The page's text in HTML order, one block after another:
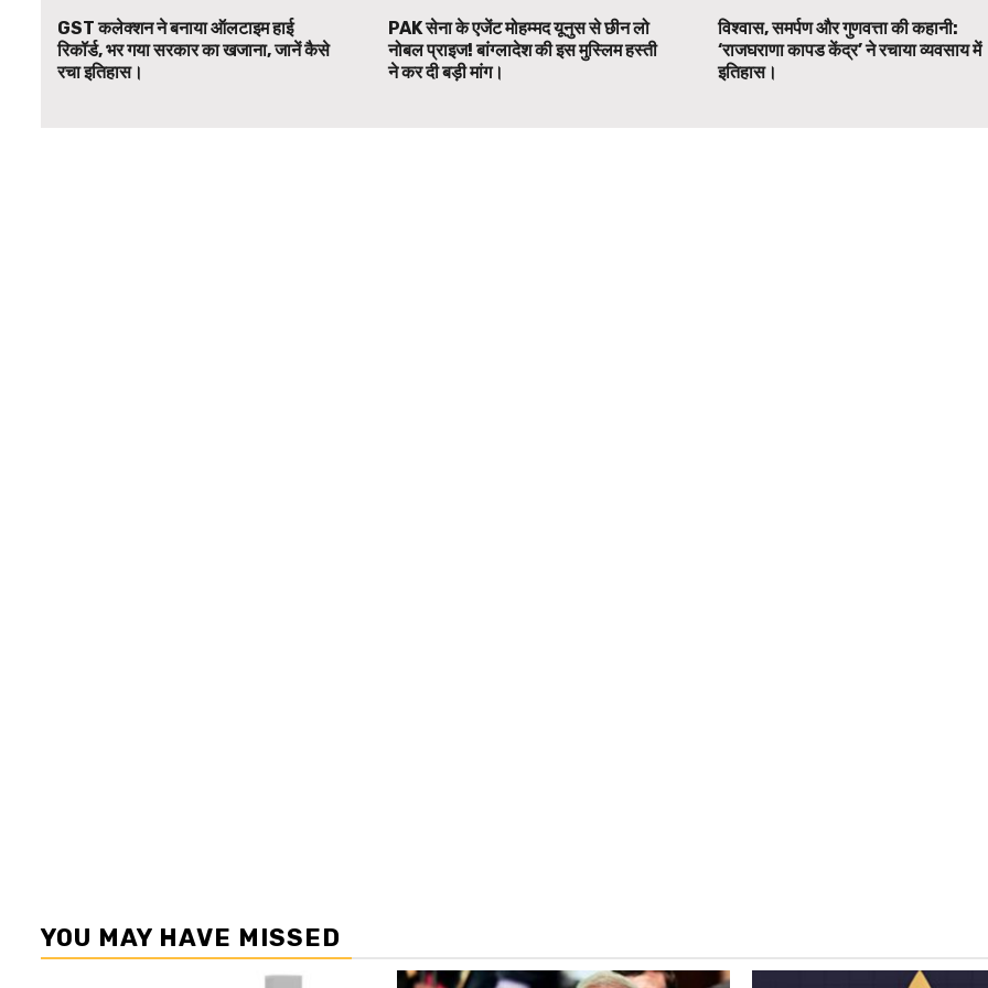
GST कलेक्शन ने बनाया ऑलटाइम हाई
रिकॉर्ड, भर गया सरकार का खजाना, जानें कैसे
रचा इतिहास।
PAK सेना के एजेंट मोहम्मद यूनुस से छीन लो
नोबल प्राइज! बांग्लादेश की इस मुस्लिम हस्ती
ने कर दी बड़ी मांग।
विश्वास, समर्पण और गुणवत्ता की कहानी:
‘राजघराणा कापड केंद्र’ ने रचाया व्यवसाय में
इतिहास।
YOU MAY HAVE MISSED